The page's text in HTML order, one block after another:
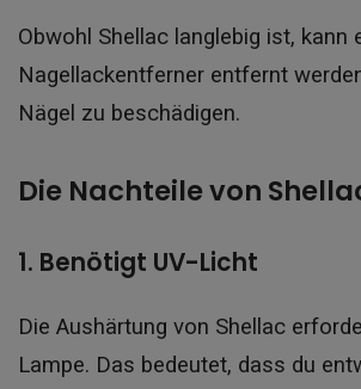
Obwohl Shellac langlebig ist, kann
Nagellackentferner entfernt
Nägel zu beschädigen.
Die Nachteile von
1. Benötigt UV-Licht
Die Aushärtung von Shellac
Lampe. Das bedeutet, dass du